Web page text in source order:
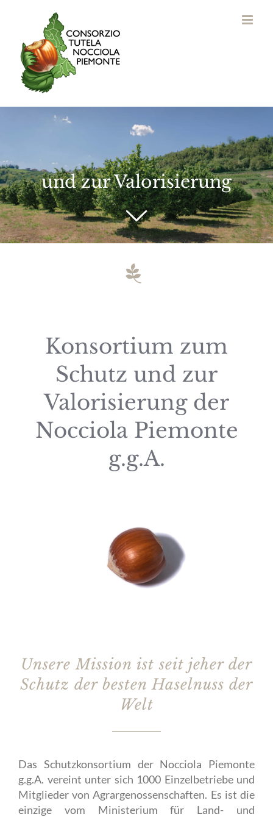
und zur Valorisierung
Konsortium zum
Schutz und zur
Valorisierung der
Nocciola Piemonte
g.g.A.
Unsere Mission ist seit jeher der
Schutz der besten Haselnuss der
Welt
Das Schutzkonsortium der Nocciola Piemonte
g.g.A. vereint unter sich 1000 Einzelbetriebe und
Mitglieder von Agrargenossenschaften. Es ist die
einzige vom Ministerium für Land- und